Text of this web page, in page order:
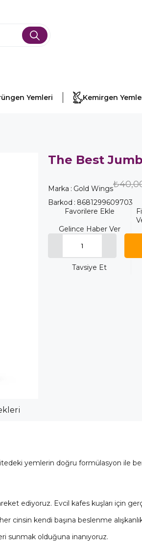
Yemleri Kemirgen
The Best
Marka : Gold Wings
Barkod : 8681299609703
Favorilere Ekle
Gelince Haber Ver
Tavsiye Et
yemlerin doğru formülasyon ile
ediyoruz. Evcil kafes kuşları için
kendi başına beslenme
sunmak olduğuna inanıyoruz.